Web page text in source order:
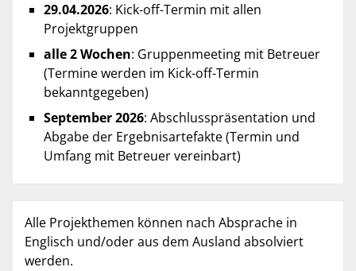
29.04.2026: Kick-off-Termin mit allen
Projektgruppen
alle 2 Wochen: Gruppenmeeting mit Betreuer
(Termine werden im Kick-off-Termin
bekanntgegeben)
September 2026: Abschlusspräsentation und
Abgabe der Ergebnisartefakte (Termin und
Umfang mit Betreuer vereinbart)
Alle Projekthemen können nach Absprache in
Englisch und/oder aus dem Ausland absolviert
werden.